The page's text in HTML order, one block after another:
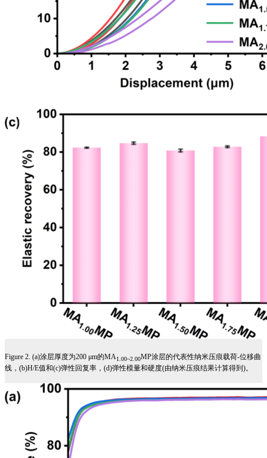
Figure 2. (a)涂层厚度为200 μm的MA1.00~2.00MP涂层的代表性纳米压痕载荷-位移曲
线， (b)H/E值和(c)弹性回复率， (d)弹性模量和硬度(由纳米压痕结果计算得到 )。